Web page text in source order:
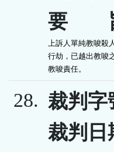
要
上訴人單純教唆殺
行劫，已越出教唆
教唆責任。
28. 裁判字
裁判日